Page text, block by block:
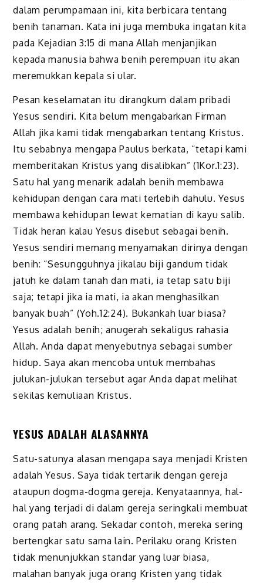
dalam perumpamaan ini, kita berbicara tentang
benih tanaman. Kata ini juga membuka ingatan kita
pada Kejadian 3:15 di mana Allah menjanjikan
kepada manusia bahwa benih perempuan itu akan
meremukkan kepala si ular.
Pesan keselamatan itu dirangkum dalam pribadi
Yesus sendiri. Kita belum mengabarkan Firman
Allah jika kami tidak mengabarkan tentang Kristus.
Itu sebabnya mengapa Paulus berkata, “tetapi kami
memberitakan Kristus yang disalibkan” (1Kor.1:23).
Satu hal yang menarik adalah benih membawa
kehidupan dengan cara mati terlebih dahulu. Yesus
membawa kehidupan lewat kematian di kayu salib.
Tidak heran kalau Yesus disebut sebagai benih.
Yesus sendiri memang menyamakan dirinya dengan
benih: “Sesungguhnya jikalau biji gandum tidak
jatuh ke dalam tanah dan mati, ia tetap satu biji
saja; tetapi jika ia mati, ia akan menghasilkan
banyak buah” (Yoh.12:24). Bukankah luar biasa?
Yesus adalah benih; anugerah sekaligus rahasia
Allah. Anda dapat menyebutnya sebagai sumber
hidup. Saya akan mencoba untuk membahas
julukan-julukan tersebut agar Anda dapat melihat
sekilas kemuliaan Kristus.
YESUS ADALAH ALASANNYA
Satu-satunya alasan mengapa saya menjadi Kristen
adalah Yesus. Saya tidak tertarik dengan gereja
ataupun dogma-dogma gereja. Kenyataannya, hal-
hal yang terjadi di dalam gereja seringkali membuat
orang patah arang. Sekadar contoh, mereka sering
bertengkar satu sama lain. Perilaku orang Kristen
tidak menunjukkan standar yang luar biasa,
malahan banyak juga orang Kristen yang tidak